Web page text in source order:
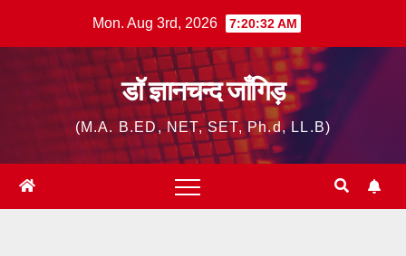
Mon. Aug 3rd, 2026 7:20:33 AM
डॉ ज्ञानचन्द जाँगिड़
(M.A. B.ED, NET, SET, Ph.d, LL.B)